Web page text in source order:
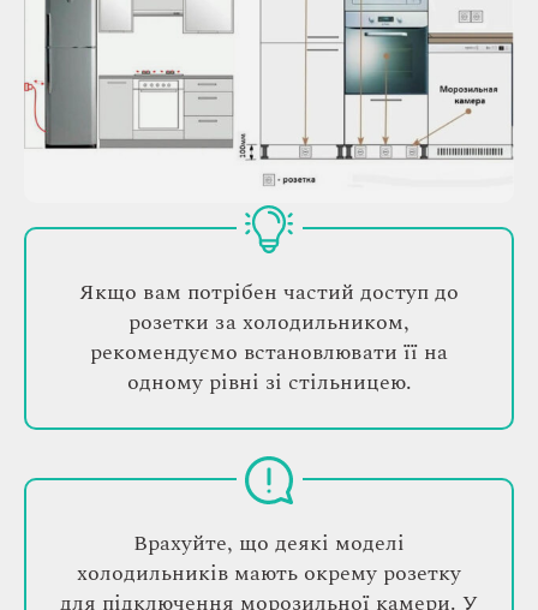
Якщо вам потрібен частий доступ до
розетки за холодильником,
рекомендуємо встановлювати її на
одному рівні зі стільницею.
Врахуйте, що деякі моделі
холодильників мають окрему розетку